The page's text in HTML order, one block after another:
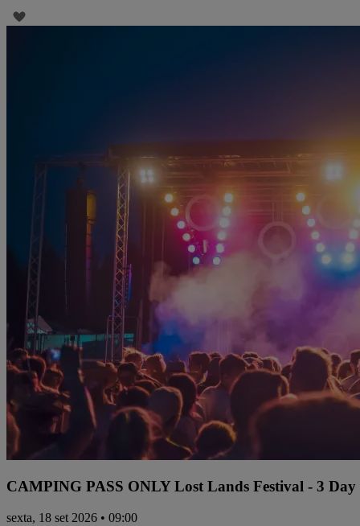
CAMPING PASS ONLY Lost Lands Festival - 3 Day
sexta, 18 set 2026 • 09:00